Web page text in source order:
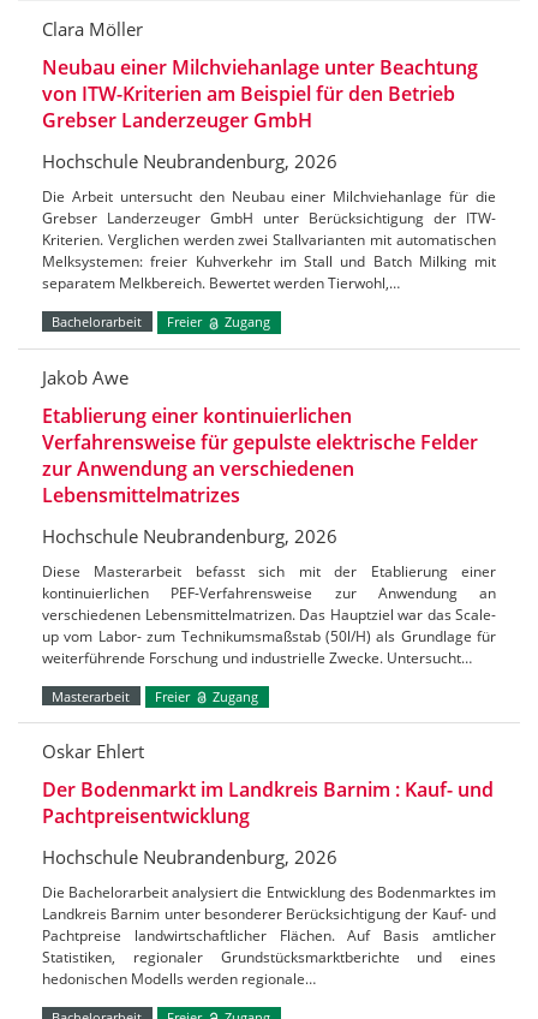
Clara Möller
Neubau einer Milchviehanlage unter Beachtung
von ITW-Kriterien am Beispiel für den Betrieb
Grebser Landerzeuger GmbH
Hochschule Neubrandenburg, 2026
Die Arbeit untersucht den Neubau einer Milchviehanlage für die
Grebser Landerzeuger GmbH unter Berücksichtigung der ITW-
Kriterien. Verglichen werden zwei Stallvarianten mit automatischen
Melksystemen: freier Kuhverkehr im Stall und Batch Milking mit
separatem Melkbereich. Bewertet werden Tierwohl,…
Bachelorarbeit Freier Zugang
Jakob Awe
Etablierung einer kontinuierlichen
Verfahrensweise für gepulste elektrische Felder
zur Anwendung an verschiedenen
Lebensmittelmatrizes
Hochschule Neubrandenburg, 2026
Diese Masterarbeit befasst sich mit der Etablierung einer
kontinuierlichen PEF-Verfahrensweise zur Anwendung an
verschiedenen Lebensmittelmatrizen. Das Hauptziel war das Scale-
up vom Labor- zum Technikumsmaßstab (50l/H) als Grundlage für
weiterführende Forschung und industrielle Zwecke. Untersucht…
Masterarbeit Freier Zugang
Oskar Ehlert
Der Bodenmarkt im Landkreis Barnim : Kauf- und
Pachtpreisentwicklung
Hochschule Neubrandenburg, 2026
Die Bachelorarbeit analysiert die Entwicklung des Bodenmarktes im
Landkreis Barnim unter besonderer Berücksichtigung der Kauf- und
Pachtpreise landwirtschaftlicher Flächen. Auf Basis amtlicher
Statistiken, regionaler Grundstücksmarktberichte und eines
hedonischen Modells werden regionale…